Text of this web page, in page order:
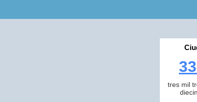
tres mil